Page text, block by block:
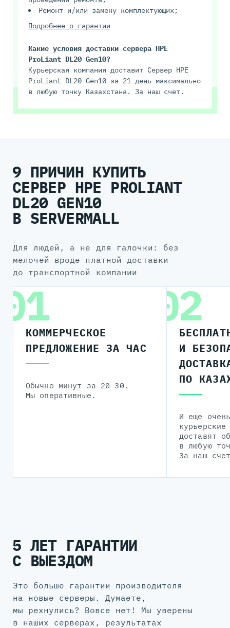
Ремонт и/или замену комплектующих;
Подробнее о гарантии
Какие условия доставки сервера HPE
ProLiant DL20 Gen10?
Курьерская компания доставит Сервер HPE
ProLiant DL20 Gen10 за 21 день максимально
в любую точку Казахстана. За наш счет.
9 ПРИЧИН КУПИТЬ
СЕРВЕР HPE PROLIANT
DL20 GEN10
В SERVERMALL
для людей, а не для галочки: без
мелочей вроде платной доставки
до транспортной компании
01
КОММЕРЧЕСКОЕ
ПРЕДЛОЖЕНИЕ ЗА ЧАС
Обычно минут за 20-30.
Мы оперативные.
02
И
ПО
И еще
доставят
в любую
За наш
5 ЛЕТ ГАРАНТИИ
С ВЫЕЗДОМ
Это больше гарантии производителя
на новые серверы. Думаете,
мы рехнулись? Вовсе нет! Мы уверены
в наших серверах, результатах